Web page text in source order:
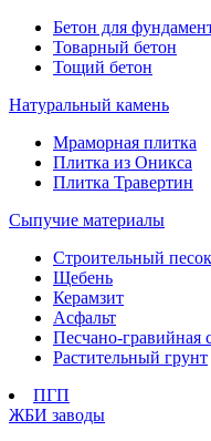
Бетон для
Товарный бетон
Тощий бетон
Натуральный камень
Мраморная плитка
Плитка из Оникса
Плитка Травертин
Сыпучие материалы
Строительный песок
Щебень
Керамзит
Асфальт
Песчано-гравийная
Растительный грунт
ПГП
ЖБИ заводы